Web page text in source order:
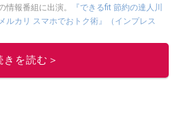
情報番組に出演。
『できるfit 節約の達人川
ルカリ スマホでおトク術』（インプレス
るために、突然会社を辞める。翌月からの
きを読む＞